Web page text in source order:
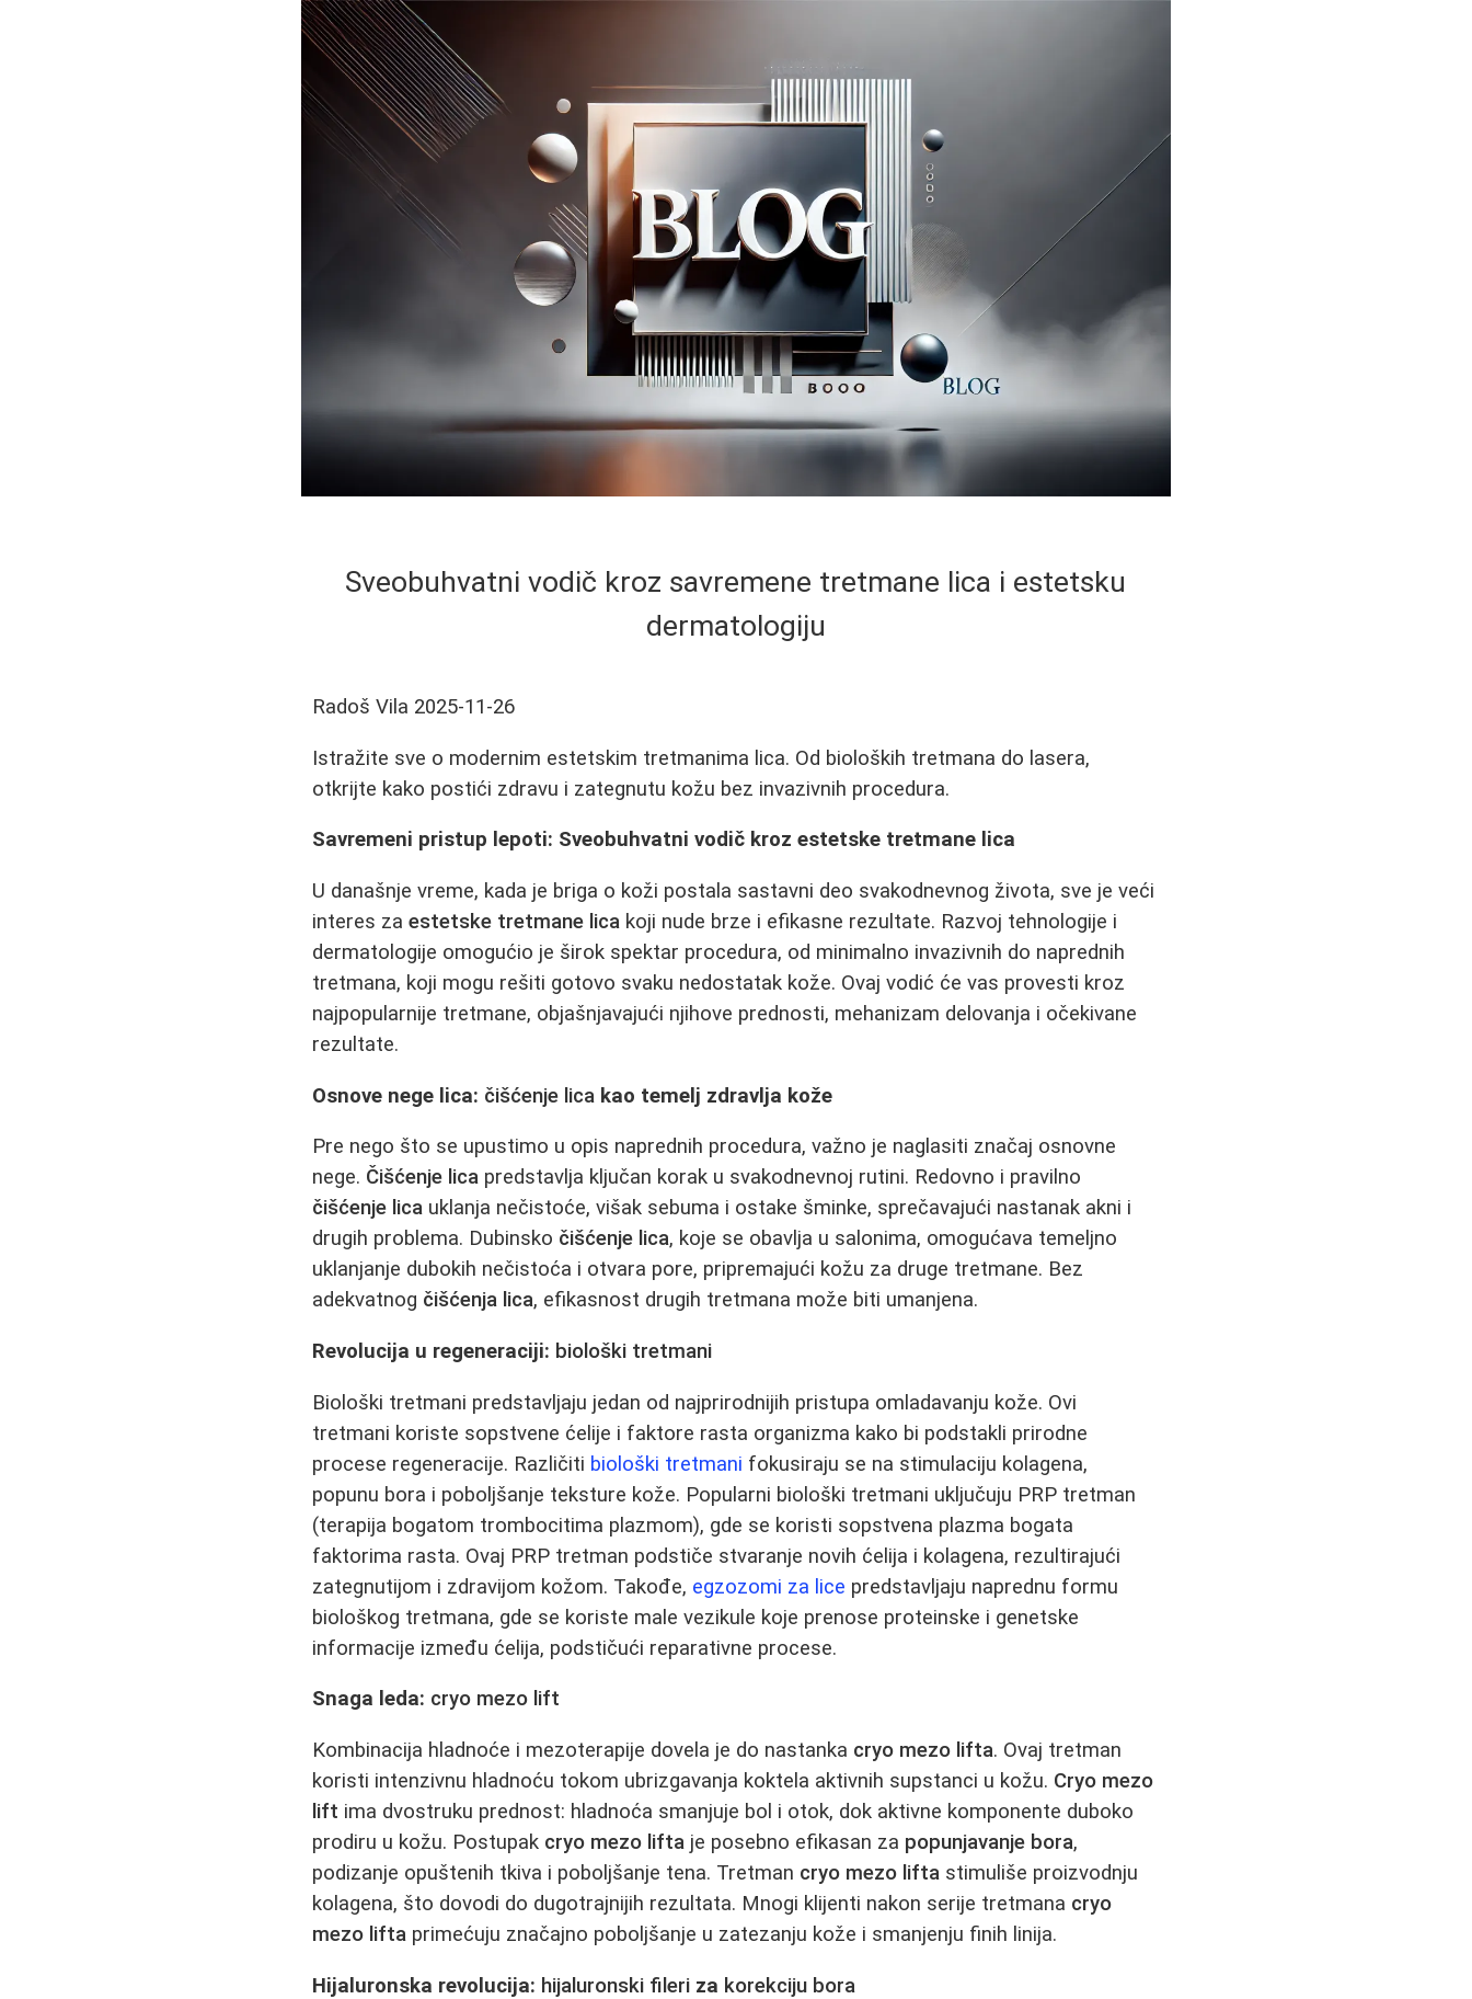
Sveobuhvatni vodič kroz savremene tretmane lica i estetsku
dermatologiju
Radoš Vila 2025-11-26
Istražite sve o modernim estetskim tretmanima lica. Od bioloških tretmana do lasera,
otkrijte kako postići zdravu i zategnutu kožu bez invazivnih procedura.
Savremeni pristup lepoti: Sveobuhvatni vodič kroz estetske tretmane lica
U današnje vreme, kada je briga o koži postala sastavni deo svakodnevnog života, sve je veći
interes zaestetske tretmane lica koji nude brze i efikasne rezultate. Razvoj tehnologije i
dermatologije omogućio je širok spektar procedura, od minimalno invazivnih do naprednih
tretmana, koji mogu rešiti gotovo svaku nedostatak kože. Ovaj vodić će vas provesti kroz
najpopularnije tretmane, objašnjavajući njihove prednosti, mehanizam delovanja i očekivane
rezultate.
Osnove nege lica: čišćenje lica kao temelj zdravlja kože
Pre nego što se upustimo u opis naprednih procedura, važno je naglasiti značaj osnovne
nege. Čišćenje lica predstavlja ključan korak u svakodnevnoj rutini. Redovno i pravilno
čišćenje lica uklanja nečistoće, višak sebuma i ostake šminke, sprečavajući nastanak akni i
drugih problema. Dubinsko čišćenje lica, koje se obavlja u salonima, omogućava temeljno
uklanjanje dubokih nečistoća i otvara pore, pripremajući kožu za druge tretmane. Bez
adekvatnog čišćenja lica, efikasnost drugih tretmana može biti umanjena.
Revolucija u regeneraciji: biološki tretmani
Biološki tretmani predstavljaju jedan od najprirodnijih pristupa omladavanju kože. Ovi
tretmani koriste sopstvene ćelije i faktore rasta organizma kako bi podstakli prirodne
procese regeneracije. Različiti biološki tretmani fokusiraju se na stimulaciju kolagena,
popunu bora i poboljšanje teksture kože. Popularni biološki tretmani uključuju PRP tretman
(terapija bogatom trombocitima plazmom), gde se koristi sopstvena plazma bogata
faktorima rasta. Ovaj PRP tretman podstiče stvaranje novih ćelija i kolagena, rezultirajući
zategnutijom i zdravijom kožom. Takođe, egzozomi za lice predstavljaju naprednu formu
biološkog tretmana, gde se koriste male vezikule koje prenose proteinske i genetske
informacije između ćelija, podstičući reparativne procese.
Snagа leda: cryo mezo lift
Kombinacija hladnoće i mezoterapije dovela je do nastanka cryo mezo lifta. Ovaj tretman
koristi intenzivnu hladnoću tokom ubrizgavanja koktela aktivnih supstanci u kožu. Cryo mezo
lift ima dvostruku prednost: hladnoća smanjuje bol i otok, dok aktivne komponente duboko
prodiru u kožu. Postupak cryo mezo lifta je posebno efikasan za popunjavanje bora,
podizanje opuštenih tkiva i poboljšanje tena. Tretman cryo mezo lifta stimuliše proizvodnju
kolagena, što dovodi do dugotrajnijih rezultata. Mnogi klijenti nakon serije tretmana cryo
mezo lifta primećuju značajno poboljšanje u zatezanju kože i smanjenju finih linija.
Hijaluronska revolucija: hijaluronski fileri za korekciju bora